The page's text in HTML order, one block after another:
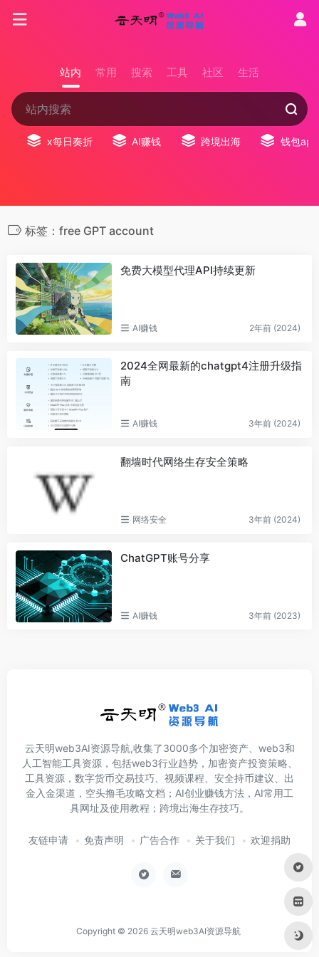
站内 常用 搜索 工具 社区 生活
x每日奏折 AI赚钱 跨境出海 钱包app
标签：free GPT account
免费大模型代理API持续更新
AI赚钱 2年前 (2024)
2024全网最新的chatgpt4注册升级指
南
AI赚钱 3年前 (2024)
翻墙时代网络生存安全策略
网络安全 3年前 (2024)
ChatGPT账号分享
AI赚钱 3年前 (2023)
云天明web3AI资源导航,收集了3000多个加密资产、web3和
人工智能工具资源，包括web3行业趋势，加密资产投资策略、
工具资源，数字货币交易技巧、视频课程、安全持币建议、出
金入金渠道，空头撸毛攻略文档；AI创业赚钱方法，AI常用工
具网址及使用教程；跨境出海生存技巧。
友链申请 免责声明 广告合作 关于我们 欢迎捐助
Copyright © 2026 云天明web3AI资源导航